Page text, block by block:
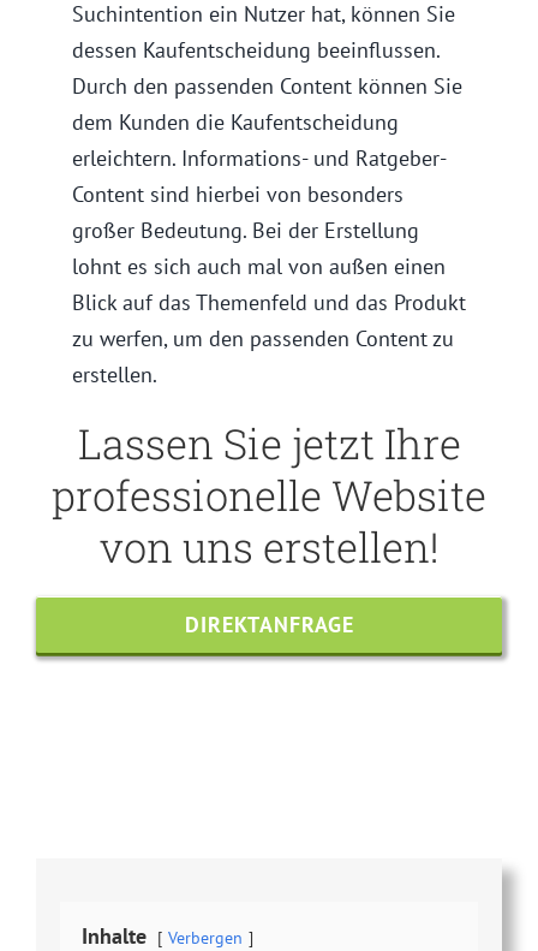
Suchintention ein Nutzer hat, können Sie
dessen Kaufentscheidung beeinflussen.
Durch den passenden Content können Sie
dem Kunden die Kaufentscheidung
erleichtern. Informations- und Ratgeber-
Content sind hierbei von besonders
großer Bedeutung. Bei der Erstellung
lohnt es sich auch mal von außen einen
Blick auf das Themenfeld und das Produkt
zu werfen, um den passenden Content zu
erstellen.
Lassen Sie jetzt Ihre
professionelle Website
von uns erstellen!
DIREKTANFRAGE
Inhalte Verbergen